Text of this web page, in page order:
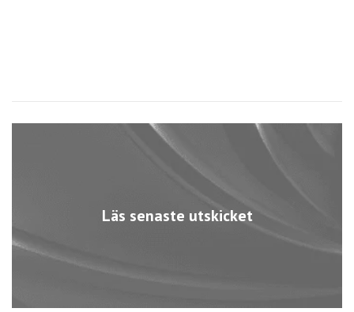
Läs senaste utskicket